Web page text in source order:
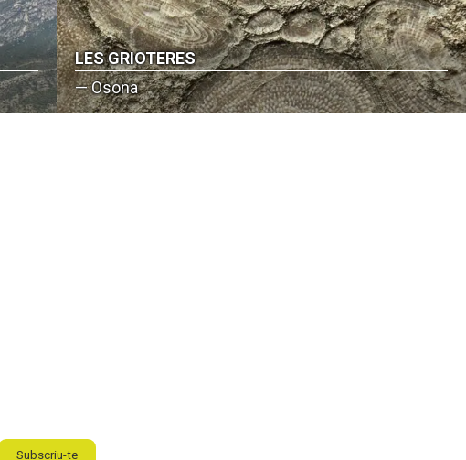
LES GRIOTERES
— Osona
Subscriu-te